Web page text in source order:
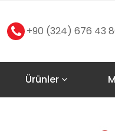
+90 (324) 676 43
Ürünler